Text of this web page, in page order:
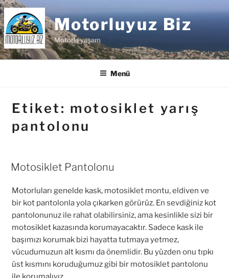
İçeriğe
geç
Motorluyuz Biz
Motorla yaşam
Menü
Etiket: motosiklet yarış
pantolonu
Motosiklet Pantolonu
Motorluları genelde kask, motosiklet montu, eldiven ve
bir kot pantolonla yola çıkarken görürüz. En sevdiğiniz kot
pantolonunuz ile rahat olabilirsiniz, ama kesinlikle sizi bir
motosiklet kazasında korumayacaktır. Sadece kask ile
başımızı korumak bizi hayatta tutmaya yetmez,
vücudumuzun alt kısmı da önemlidir. Bu yüzden onu tıpkı
üst kısmını koruduğumuz gibi bir motosiklet pantolonu